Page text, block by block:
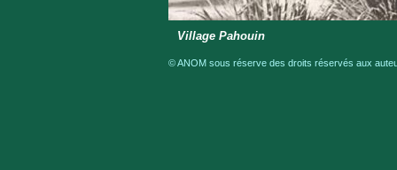
Village Pahouin
© ANOM sous réserve des droits réservés aux